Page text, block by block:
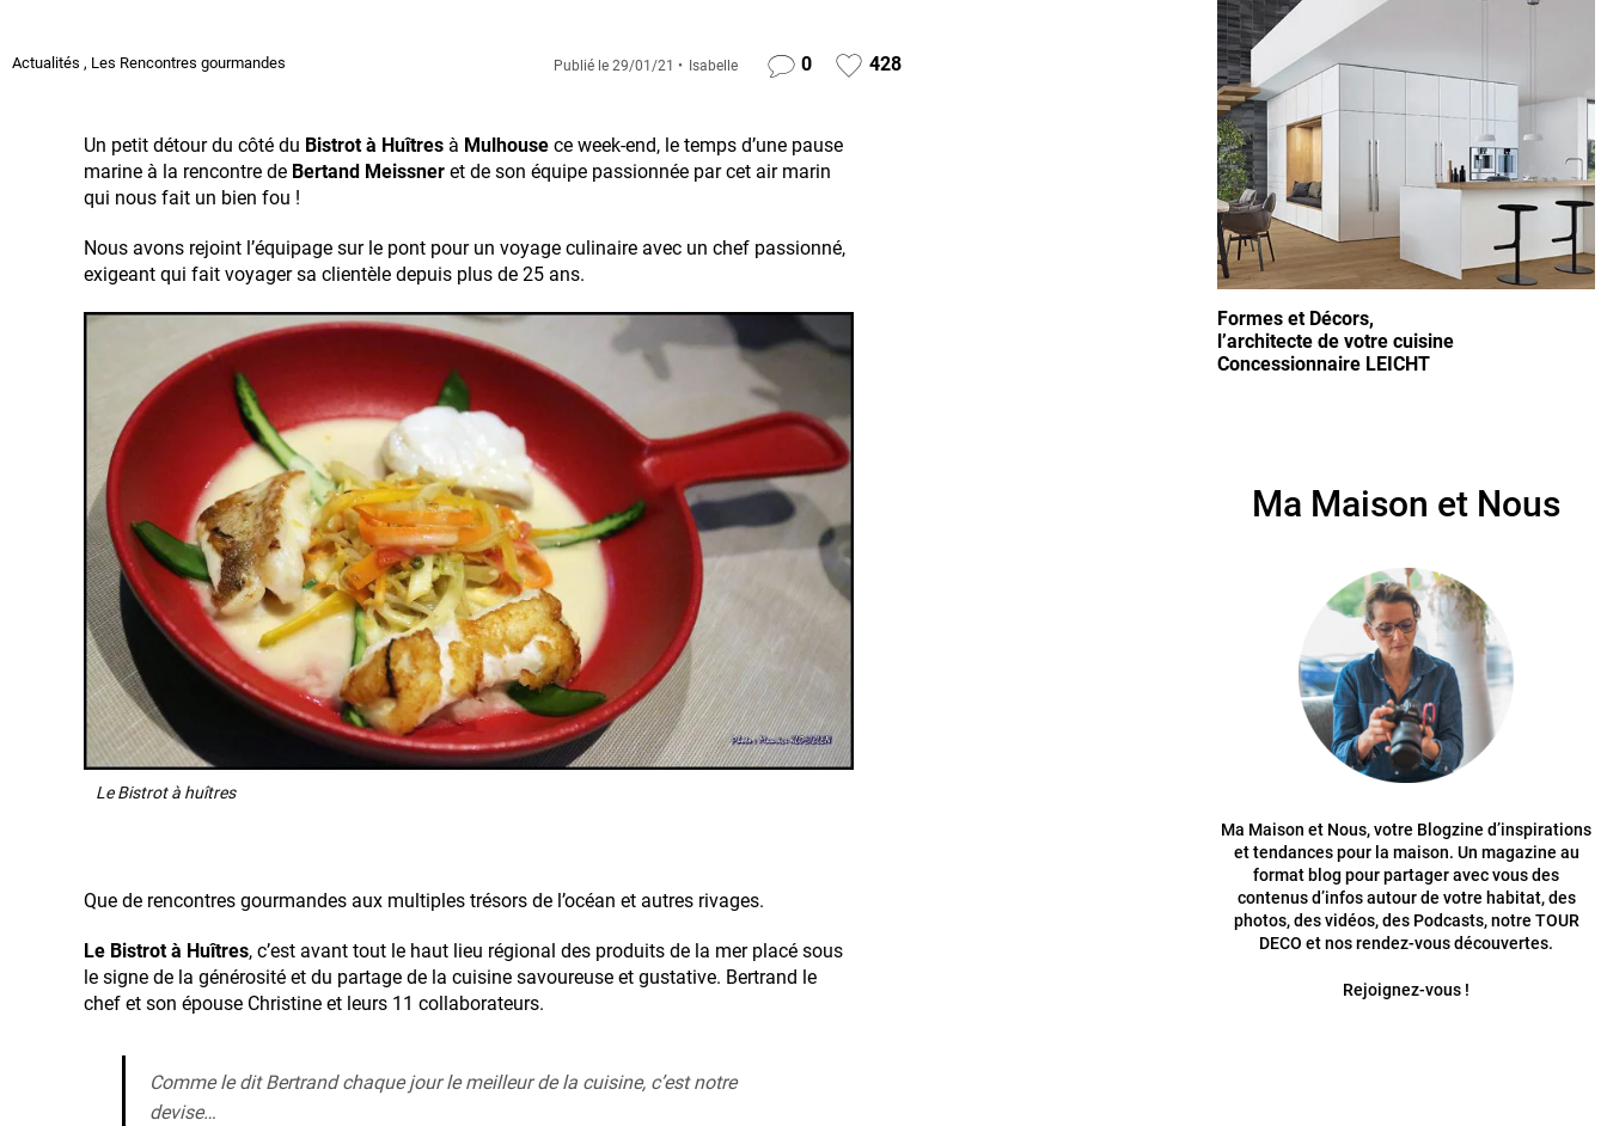
Actualités , Les Rencontres gourmandes Publié le 29/01/21 Isabelle 0 428
Un petit détour du côté du Bistrot à Huîtres à Mulhouse ce week-end, le temps d’une pause
marine à la rencontre de Bertand Meissner et de son équipe passionnée par cet air marin
qui nous fait un bien fou !
Nous avons rejoint l’équipage sur le pont pour un voyage culinaire avec un chef passionné,
exigeant qui fait voyager sa clientèle depuis plus de 25 ans.
Le Bistrot à huîtres
Que de rencontres gourmandes aux multiples trésors de l’océan et autres rivages.
Le Bistrot à Huîtres, c’est avant tout le haut lieu régional des produits de la mer placé sous
le signe de la générosité et du partage de la cuisine savoureuse et gustative. Bertrand le
chef et son épouse Christine et leurs 11 collaborateurs.
Comme le dit Bertrand chaque jour le meilleur de la cuisine, c’est notre
devise…
Formes et Décors,
l’architecte de votre cuisine
Concessionnaire LEICHT
Ma Maison et Nous
Ma Maison et Nous, votre Blogzine d’inspirations
et tendances pour la maison. Un magazine au
format blog pour partager avec vous des
contenus d’infos autour de votre habitat, des
photos, des vidéos, des Podcasts, notre TOUR
DECO et nos rendez-vous découvertes.
Rejoignez-vous !